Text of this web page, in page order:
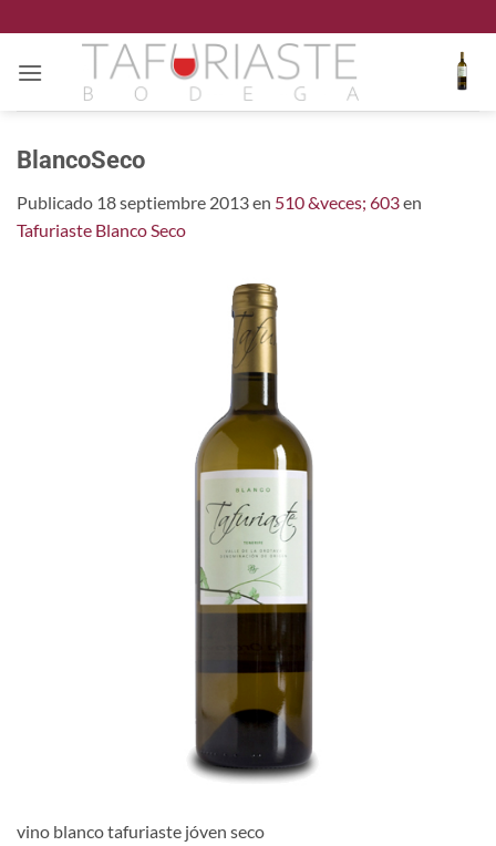
al
contenido
BlancoSeco
Publicado 18 septiembre 2013en 510 &veces; 603en
Tafuriaste Blanco Seco
vino blanco tafuriaste jóven seco